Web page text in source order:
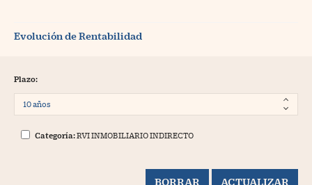
Evolución de Rentabilidad
Plazo:
Categoría:RVI INMOBILIARIO INDIRECTO